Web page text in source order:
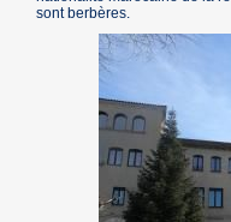
sont berbères.